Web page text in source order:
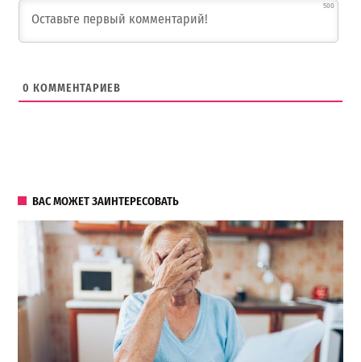
500
0 КОММЕНТАРИЕВ
ВАС МОЖЕТ ЗАИНТЕРЕСОВАТЬ